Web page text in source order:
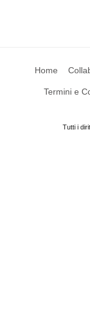
Home
Termini e
Tutti i